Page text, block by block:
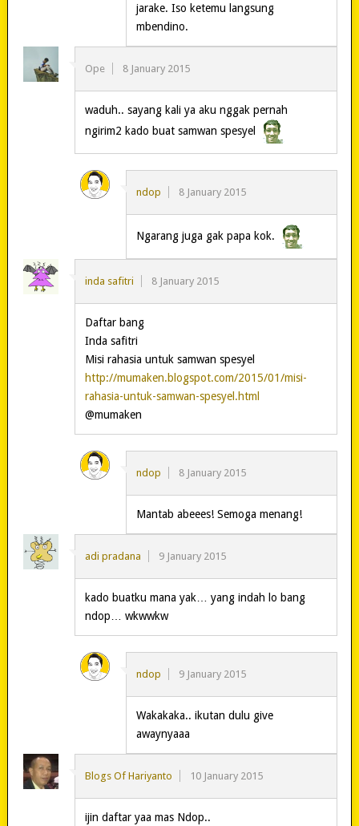
jarake. Iso ketemu langsung
mbendino.
Ope 8 January 2015
waduh.. sayang kali ya aku nggak pernah
ngirim2 kado buat samwan spesyel
ndop 8 January 2015
Ngarang juga gak papa kok.
inda safitri 8 January 2015
Daftar bang
Inda safitri
Misi rahasia untuk samwan spesyel
http://mumaken.blogspot.com/2015/01/misi-
rahasia-untuk-samwan-spesyel.html
@mumaken
ndop 8 January 2015
Mantab abeees! Semoga menang!
adi pradana 9 January 2015
kado buatku mana yak… yang indah lo bang
ndop… wkwwkw
ndop 9 January 2015
Wakakaka.. ikutan dulu give
awaynyaaa
Blogs Of Hariyanto 10 January 2015
ijin daftar yaa mas Ndop..